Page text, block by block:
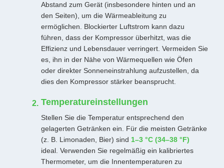
Abstand zum Gerät (insbesondere hinten und an
den Seiten), um die Wärmeableitung zu
ermöglichen. Blockierter Luftstrom kann dazu
führen, dass der Kompressor überhitzt, was die
Effizienz und Lebensdauer verringert. Vermeiden Sie
es, ihn in der Nähe von Wärmequellen wie Öfen
oder direkter Sonneneinstrahlung aufzustellen, da
dies den Kompressor stärker beansprucht.
Temperatureinstellungen
Stellen Sie die Temperatur entsprechend den
gelagerten Getränken ein. Für die meisten Getränke
(z. B. Limonaden, Bier) sind 1–3 °C (34–38 °F)
ideal. Verwenden Sie regelmäßig ein kalibriertes
Thermometer, um die Innentemperaturen zu